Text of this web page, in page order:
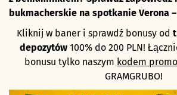
bukmacherskie na spotkanie Verona
Kliknij w baner i sprawdź bonusy od
depozytów 100% do 200 PLN!
bonusu tylko naszym kodem
GRAMGRUBO!